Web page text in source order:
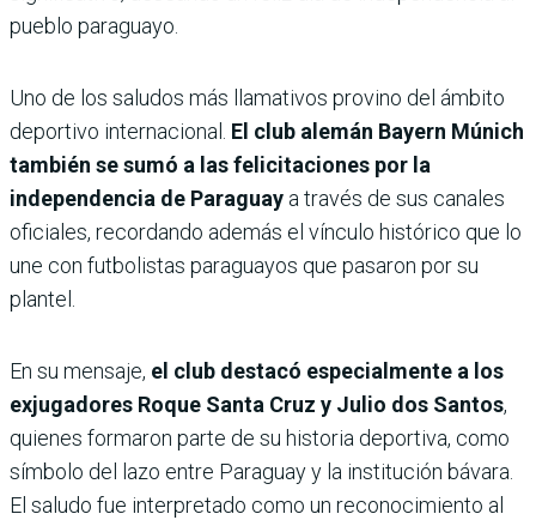
pueblo paraguayo.
Uno de los saludos más llamativos provino del ámbito
deportivo internacional. El club alemán Bayern Múnich
también se sumó a las felicitaciones por la
independencia de Paraguay a través de sus canales
oficiales, recordando además el vínculo histórico que lo
une con futbolistas paraguayos que pasaron por su
plantel.
En su mensaje, el club destacó especialmente a los
exjugadores Roque Santa Cruz y Julio dos Santos,
quienes formaron parte de su historia deportiva, como
símbolo del lazo entre Paraguay y la institución bávara.
El saludo fue interpretado como un reconocimiento al